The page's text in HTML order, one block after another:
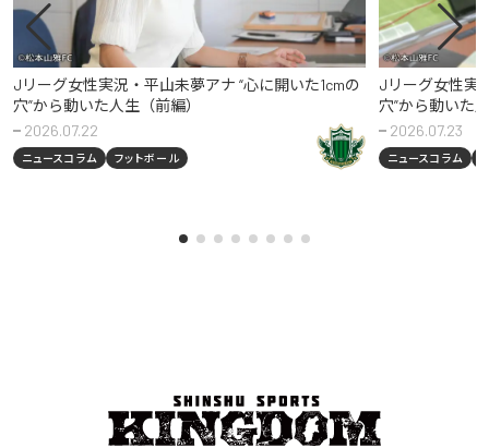
Jリーグ女性実況・平山未夢アナ “心に開いた1cmの
穴”から動いた人生（前編）
2026.07.22
ニュースコラム フットボール
Jリーグ女性実
穴”から動いた
2026.07.23
ニュースコラム